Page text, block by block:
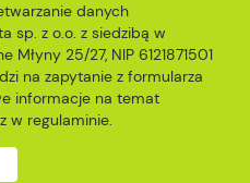
danych
sp. z o.o. z siedzibą w
Młyny 25/27, NIP 6121871501
na zapytanie z formularza
informacje na temat
w regulaminie.